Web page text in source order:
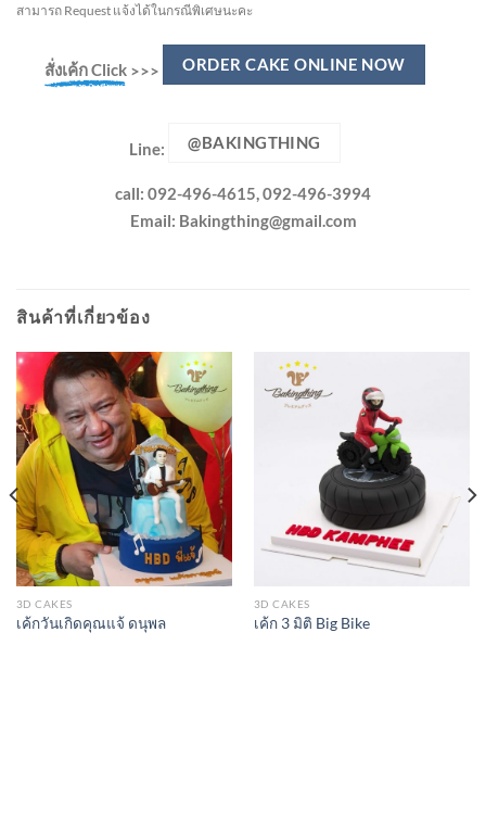
สามารถ Request แจ้งได้ในกรณีพิเศษนะคะ
สั่งเค้ก Click>>> ORDER CAKE ONLINE NOW
Line: @BAKINGTHING
call: 092-496-4615, 092-496-3994
Email: Bakingthing@gmail.com
สินค้าที่เกี่ยวข้อง
3D CAKES
เค้กวันเกิดคุณแจ้ ดนุพล
3D CAKES
เค้ก 3 มิติ Big Bike